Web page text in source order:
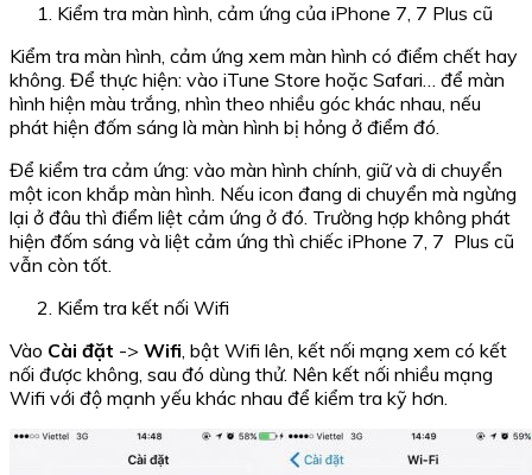
Kiểm tra màn hình, cảm ứng của iPhone 7, 7 Plus cũ
Kiểm tra màn hình, cảm ứng xem màn hình có điểm chết hay
không. Để thực hiện: vào iTune Store hoặc Safari… để màn
hình hiện màu trắng, nhìn theo nhiều góc khác nhau, nếu
phát hiện đốm sáng là màn hình bị hỏng ở điểm đó.
Để kiểm tra cảm ứng: vào màn hình chính, giữ và di chuyển
một icon khắp màn hình. Nếu icon đang di chuyển mà ngừng
lại ở đâu thì điểm liệt cảm ứng ở đó. Trường hợp không phát
hiện đốm sáng và liệt cảm ứng thì chiếc iPhone 7, 7 Plus cũ
vẫn còn tốt.
Kiểm tra kết nối Wifi
Vào Cài đặt -> Wifi, bật Wifi lên, kết nối mạng xem có kết
nối được không, sau đó dùng thử. Nên kết nối nhiều mạng
Wifi với độ mạnh yếu khác nhau để kiểm tra kỹ hơn.